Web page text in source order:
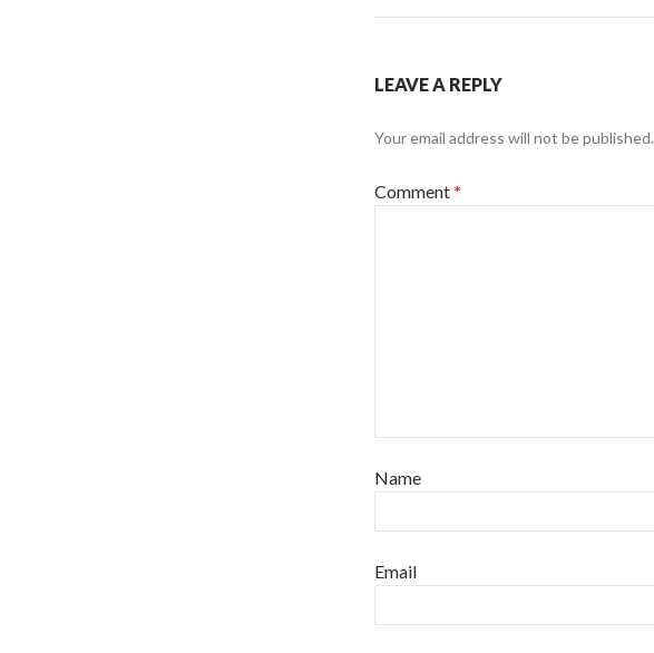
LEAVE A REPLY
Your email address will not be published.
Comment*
Name
Email